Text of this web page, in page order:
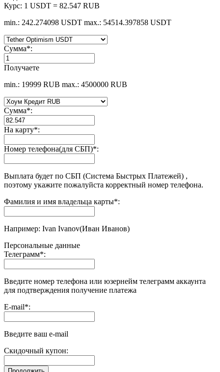
Курс: 1 USDT = 82.547 RUB
min.: 242.274098 USDT max.: 54514.397858 USDT
Сумма*:
Получаете
min.: 19999 RUB max.: 4500000 RUB
Сумма*:
На карту*:
Номер телефона(для СБП)*:
Выплата будет по СБП (Система Быстрых Платежей) ,
поэтому укажите пожалуйста корректный номер телефона.
Фамилия и имя владельца карты*:
Например: Ivan Ivanov(Иван Иванов)
Персональные данные
Телеграмм*:
Введите номер телефона или юзернейм телеграмм аккаунта
для подтверждения получение платежа
E-mail*:
Введите ваш e-mail
Скидочный купон: